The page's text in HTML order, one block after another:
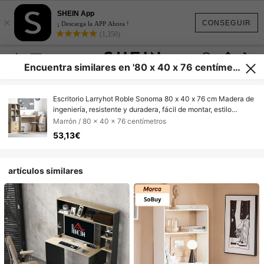
CONSEGUIR
×
SHEIN App
¡ Descarga la APP Ahora !
(1,350)
Encuentra similares en '80 x 40 x 76 centímetr
os'
Escritorio Larryhot Roble Sonoma 80 x 40 x 76 cm Madera de
ingeniería, resistente y duradera, fácil de montar, estilo
decorativo, bonito y práctico.
Marrón / 80 x 40 x 76 centímetros
53,13€
artículos similares